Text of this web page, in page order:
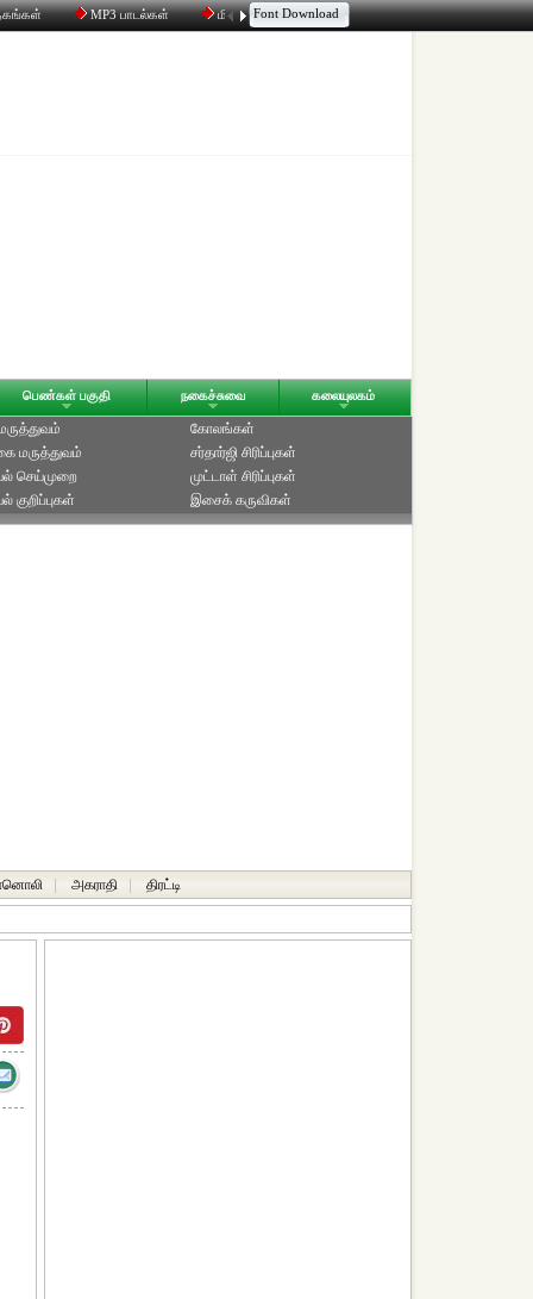
MP3 பாடல்கள் மின்னஞ்சல் திரட்டி உரையாடல்
Font Download
பெண்கள் பகுதி நகைச்சுவை கலையுலகம்
மருத்துவம்
செய்முறை
குறிப்புகள்
கோலங்கள்
சர்தார்ஜி சிரிப்புகள்
முட்டாள் சிரிப்புகள்
இசைக் கருவிகள்
அகராதி திரட்டி